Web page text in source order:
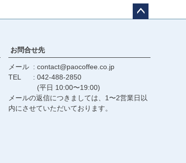
へ
お問合せ先
メール
contact@paocoffee.co.jp
TEL
042-488-2850
(平日 10:00〜19:00)
メールの返信につきましては、1〜2営業日以
内にさせていただいております。